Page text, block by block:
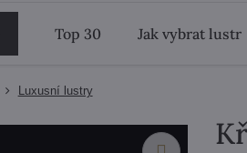
Top 30 Jak vybrat lustr
Luxusní lustry